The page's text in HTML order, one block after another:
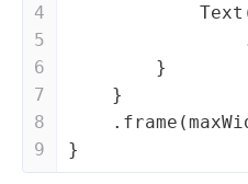
4
5
6
7
8
9
Text
        }
    }
}